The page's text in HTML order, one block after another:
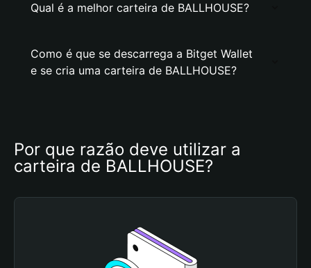
Qual é a melhor carteira de BALLHOUSE?
Como é que se descarrega a Bitget Wallet
e se cria uma carteira de BALLHOUSE?
Por que razão deve utilizar a
carteira de BALLHOUSE?